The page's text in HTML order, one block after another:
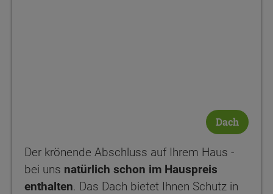
Dach
Der krönende Abschluss auf Ihrem Haus -
bei uns natürlich schon im Hauspreis
enthalten. Das Dach bietet Ihnen Schutz in